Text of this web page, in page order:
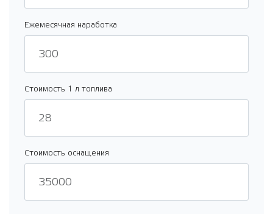
Ежемесячная наработка
Стоимость 1 л топлива
Стоимость оснащения